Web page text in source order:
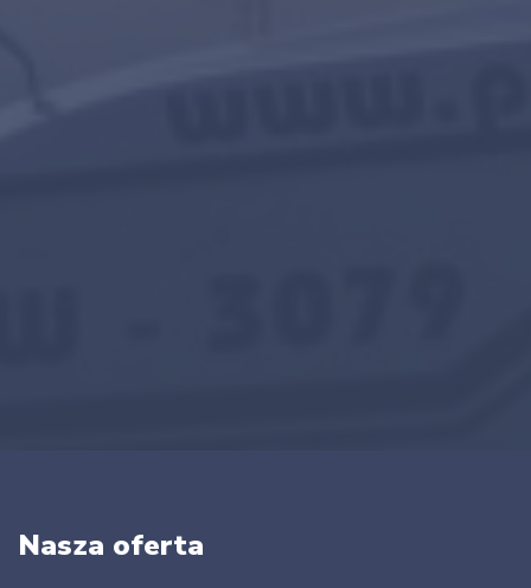
Nasza oferta